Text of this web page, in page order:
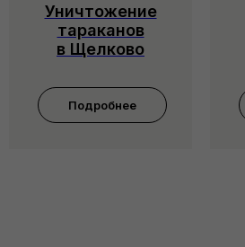
Уничтожение
тараканов
в Щелково
Подробнее